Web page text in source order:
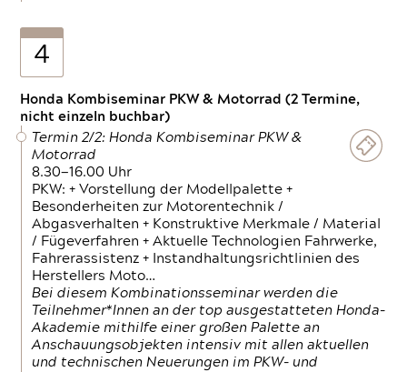
4
Honda Kombiseminar PKW & Motorrad (2 Termine,
nicht einzeln buchbar)
Termin 2/2: Honda Kombiseminar PKW &
Motorrad
8.30—16.00 Uhr
PKW: + Vorstellung der Modellpalette +
Besonderheiten zur Motorentechnik /
Abgasverhalten + Konstruktive Merkmale / Material
/ Fügeverfahren + Aktuelle Technologien Fahrwerke,
Fahrerassistenz + Instandhaltungsrichtlinien des
Herstellers Moto…
Bei diesem Kombinationsseminar werden die
Teilnehmer*Innen an der top ausgestatteten Honda-
Akademie mithilfe einer großen Palette an
Anschauungsobjekten intensiv mit allen aktuellen
und technischen Neuerungen im PKW- und